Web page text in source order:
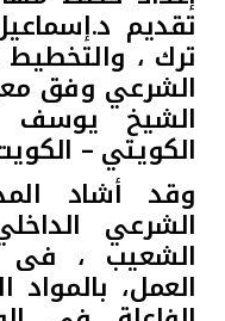
تقديم
ترك ،
الشرعي وفق
الشيخ يوسف
الكويتي –
وقد أشاد
الشرعي
الشعيب ،
العمل،